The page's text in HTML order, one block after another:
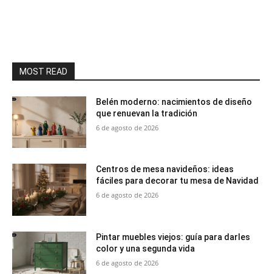
MOST READ
Belén moderno: nacimientos de diseño
que renuevan la tradición
6 de agosto de 2026
Centros de mesa navideños: ideas
fáciles para decorar tu mesa de Navidad
6 de agosto de 2026
Pintar muebles viejos: guía para darles
color y una segunda vida
6 de agosto de 2026